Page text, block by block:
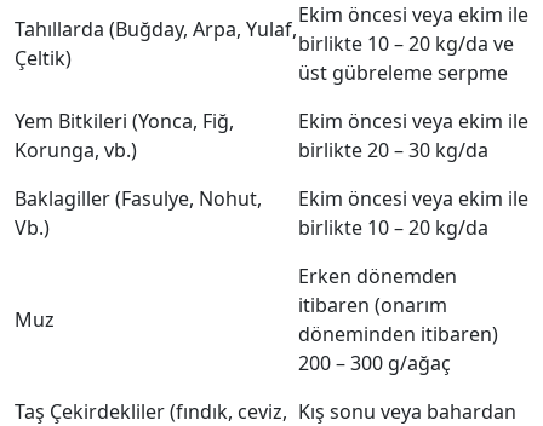
Tahıllarda (Buğday, Arpa, Yulaf,
Çeltik)
Ekim öncesi veya ekim ile
birlikte 10 – 20 kg/da ve
üst gübreleme serpme
Yem Bitkileri (Yonca, Fiğ,
Korunga, vb.)
Ekim öncesi veya ekim ile
birlikte 20 – 30 kg/da
Baklagiller (Fasulye, Nohut,
Vb.)
Ekim öncesi veya ekim ile
birlikte 10 – 20 kg/da
Muz
Erken dönemden
itibaren (onarım
döneminden itibaren)
200 – 300 g/ağaç
Taş Çekirdekliler (fındık, ceviz, Kış sonu veya bahardan